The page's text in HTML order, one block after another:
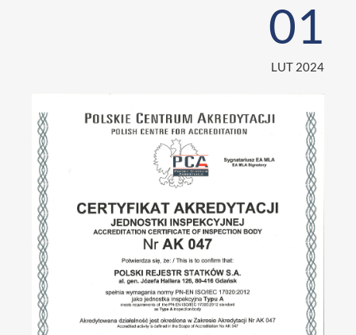
01
LUT 2024